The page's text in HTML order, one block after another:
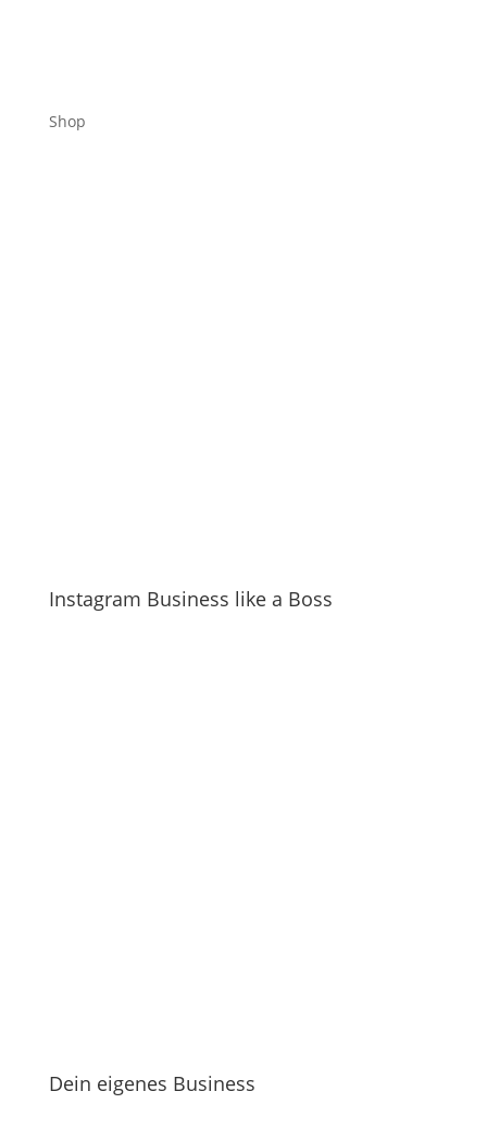
Shop
Instagram Business like a Boss
Dein eigenes Business